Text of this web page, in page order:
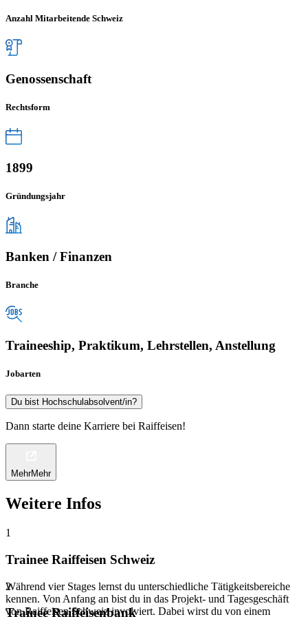
Anzahl Mitarbeitende Schweiz
Genossenschaft
Rechtsform
1899
Gründungsjahr
Banken / Finanzen
Branche
Traineeship, Praktikum, Lehrstellen, Anstellung
Jobarten
Du bist Hochschulabsolvent/in?
Dann starte deine Karriere bei Raiffeisen!
MehrMehr
Weitere Infos
1
Trainee Raiffeisen Schweiz
Während vier Stages lernst du unterschiedliche Tätigkeitsbereiche
kennen. Von Anfang an bist du in das Projekt- und Tagesgeschäft
von Raiffeisen Schweiz involviert. Dabei wirst du von einem
2
Trainee Raiffeisenbank